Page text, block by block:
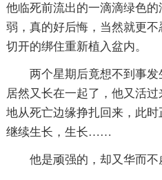
他临死前流出的一滴滴绿色
弱，真的好后悔，当然就更
切开的绑住重新植入盆内。
两个星期后竟想不到事
居然又长在一起了，他又活
地从死亡边缘挣扎回来，此
继续生长，生长……
他是顽强的，却又华而不